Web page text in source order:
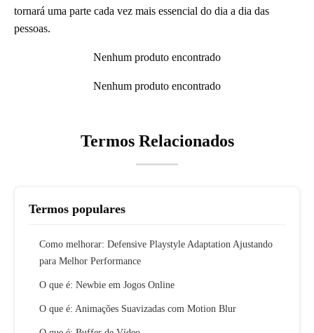
tornará uma parte cada vez mais essencial do dia a dia das
pessoas.
Nenhum produto encontrado
Nenhum produto encontrado
Termos Relacionados
Termos populares
Como melhorar: Defensive Playstyle Adaptation Ajustando
para Melhor Performance
O que é: Newbie em Jogos Online
O que é: Animações Suavizadas com Motion Blur